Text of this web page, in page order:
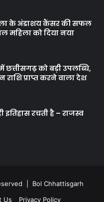
के अंडाशय कैंसर की सफल
महिला को दिया नया
छत्तीसगढ़ को बड़ी उपलब्धि,
राशि प्राप्त करने वाला देश
रचती है – राजस्व
| Bol Chhattisgarh
Us Privacy Policy